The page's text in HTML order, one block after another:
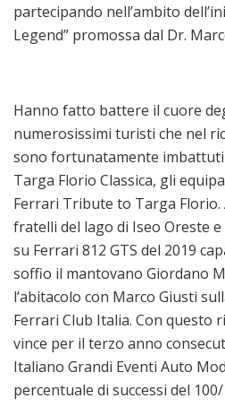
partecipando nell’ambito
Legend” promossa dal Dr.
Hanno fatto battere il cuore
numerosissimi turisti che nel
sono fortunatamente imbattuti
Targa Florio Classica, gli
Ferrari Tribute to Targa Florio.
fratelli del lago di Iseo Oreste
su Ferrari 812 GTS del 2019
soffio il mantovano Giordano
l’abitacolo con Marco Giusti
Ferrari Club Italia. Con questo
vince per il terzo anno
Italiano Grandi Eventi Auto
percentuale di successi del 100/